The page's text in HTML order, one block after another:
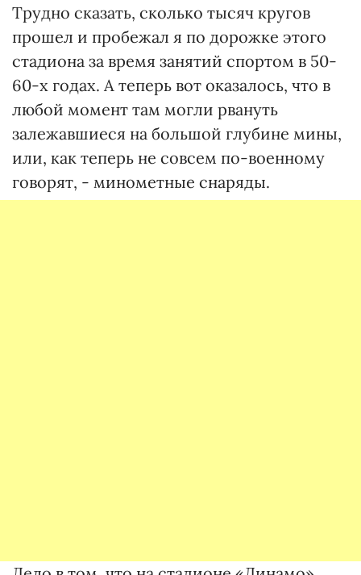
Трудно сказать, сколько тысяч кругов
прошел и пробежал я по дорожке этого
стадиона за время занятий спортом в 50-
60-х годах. А теперь вот оказалось, что в
любой момент там могли рвануть
залежавшиеся на большой глубине мины,
или, как теперь не совсем по-военному
говорят, - минометные снаряды.